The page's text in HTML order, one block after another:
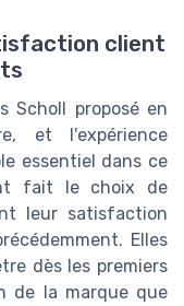
client
Scholl proposé en
et l'expérience
essentiel dans ce
fait le choix de
leur satisfaction
Elles
dès les premiers
de la marque que